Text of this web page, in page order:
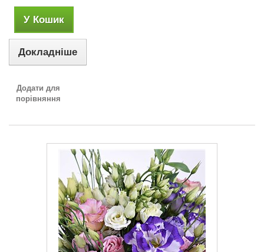
У Кошик
Докладніше
Додати для
порівняння